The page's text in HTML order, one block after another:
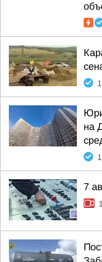
на
7